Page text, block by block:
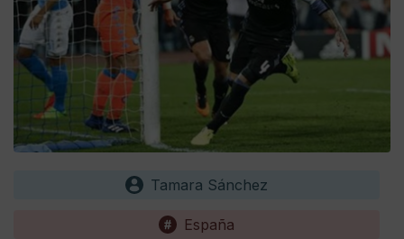
Tamara Sánchez
España